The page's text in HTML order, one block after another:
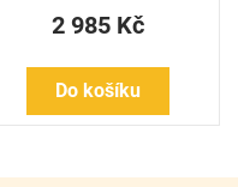
2 985 Kč
Do košíku